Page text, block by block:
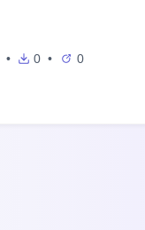
• 0 • 0